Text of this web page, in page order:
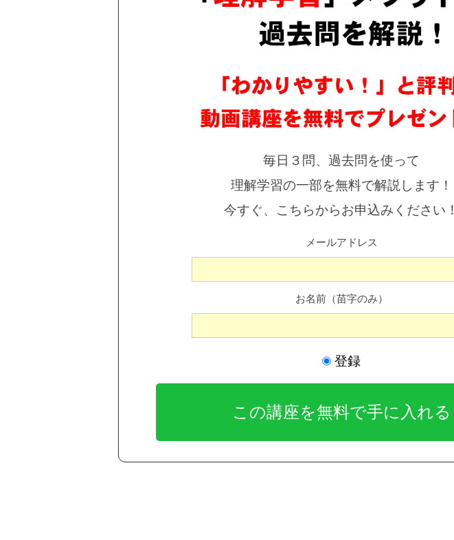
毎日３問、過去問を使って
理解学習の一部を無料で解説します！
今すぐ、こちらからお申込みください！
メールアドレス
お名前（苗字のみ）
登録